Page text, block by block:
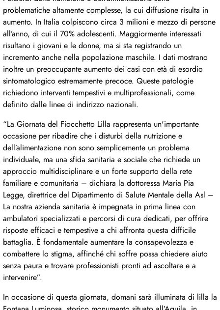
problematiche altamente complesse, la cui diffusione risulta in
aumento. In Italia colpiscono circa 3 milioni e mezzo di persone
all’anno, di cui il 70% adolescenti. Maggiormente interessati
risultano i giovani e le donne, ma si sta registrando un
incremento anche nella popolazione maschile. I dati mostrano
inoltre un preoccupante aumento dei casi con età di esordio
sintomatologico estremamente precoce. Queste patologie
richiedono interventi tempestivi e multiprofessionali, come
definito dalle linee di indirizzo nazionali.
“La Giornata del Fiocchetto Lilla rappresenta un'importante
occasione per ribadire che i disturbi della nutrizione e
dell’alimentazione non sono semplicemente un problema
individuale, ma una sfida sanitaria e sociale che richiede un
approccio multidisciplinare e un forte supporto della rete
familiare e comunitaria – dichiara la dottoressa Maria Pia
Legge, direttrice del Dipartimento di Salute Mentale della Asl –
La nostra azienda sanitaria è impegnata in prima linea con
ambulatori specializzati e percorsi di cura dedicati, per offrire
risposte efficaci e tempestive a chi affronta questa difficile
battaglia. È fondamentale aumentare la consapevolezza e
combattere lo stigma, affinché chi soffre possa chiedere aiuto
senza paura e trovare professionisti pronti ad ascoltare e a
intervenire”.
In occasione di questa giornata, domani sarà illuminata di lilla la